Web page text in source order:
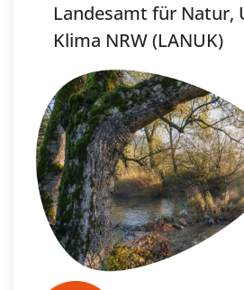
Landesamt für Natur,
Klima NRW (LANUK)